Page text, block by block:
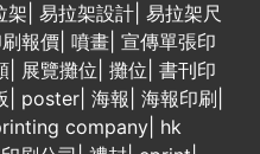
架 易拉架設計 易拉架尺
報價 噴畫 宣傳單張印
展覽攤位 攤位 書刊印
poster 海報 海報印刷
company hk